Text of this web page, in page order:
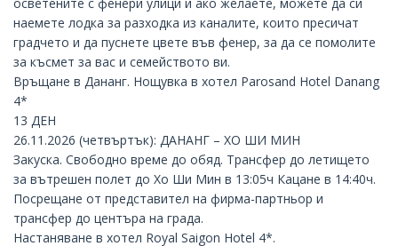
осветените с фенери улици и ако желаете, можете да си
наемете лодка за разходка из каналите, които пресичат
градчето и да пуснете цвете във фенер, за да се помолите
за късмет за вас и семейството ви.
Връщане в Дананг. Нощувка в хотел Parosand Hotel Danang
4*
13 ДЕН
26.11.2026 (четвъртък): ДАНАНГ – ХО ШИ МИН
Закуска. Свободно време до обяд. Трансфер до летището
за вътрешен полет до Хо Ши Мин в 13:05ч Кацане в 14:40ч.
Посрещане от представител на фирма-партньор и
трансфер до центъра на града.
Настаняване в хотел Royal Saigon Hotel 4*.